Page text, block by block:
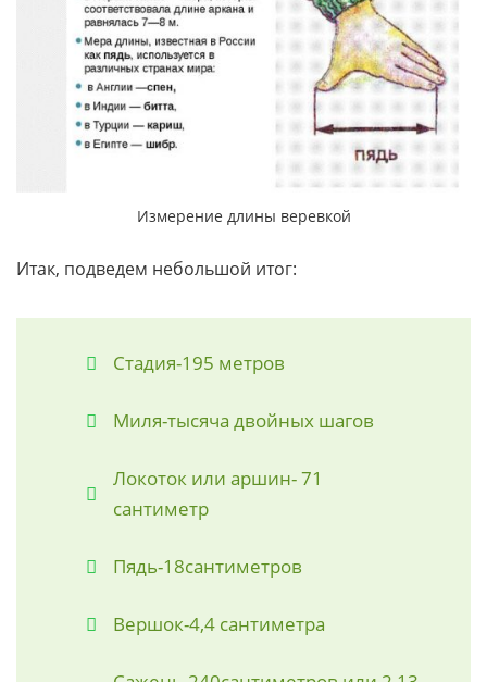
Измерение длины веревкой
Итак, подведем небольшой итог:
Стадия-195 метров
Миля-тысяча двойных шагов
Локоток или аршин- 71
сантиметр
Пядь-18сантиметров
Вершок-4,4 сантиметра